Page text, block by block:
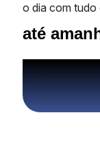
o dia com tudo
até